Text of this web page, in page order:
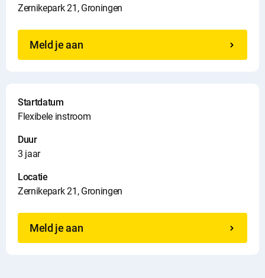
Zernikepark 21, Groningen
Meld je aan
Startdatum
Flexibele instroom
Duur
3 jaar
Locatie
Zernikepark 21, Groningen
Meld je aan